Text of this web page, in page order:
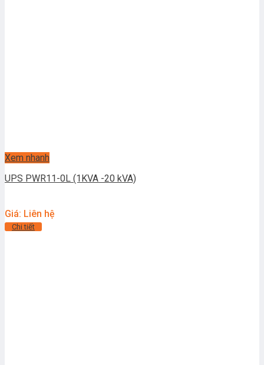
Xem nhanh
UPS PWR11-0L (1KVA -20 kVA)
Giá: Liên hệ
Chi tiết